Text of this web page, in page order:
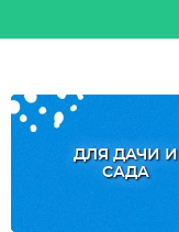
ДЛЯ ДАЧИ И
САДА